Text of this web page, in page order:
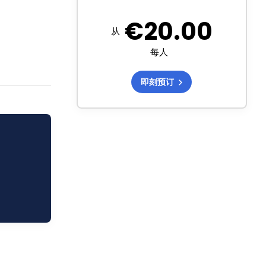
从 €20.00
每人
即刻预订